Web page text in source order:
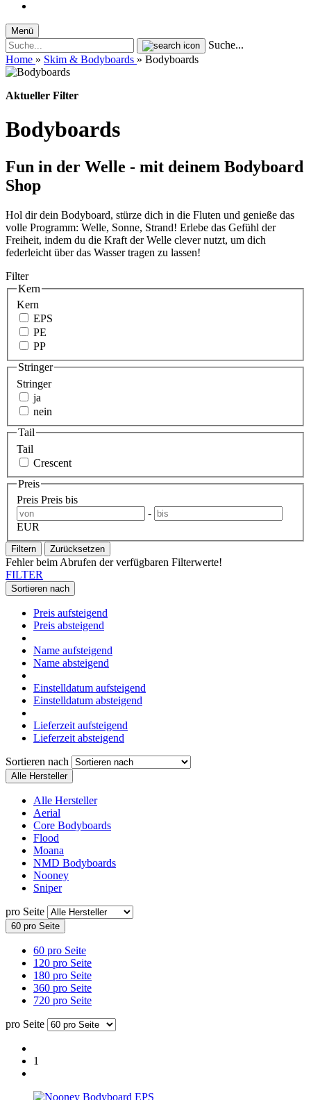
Menü
Suche...
Home » Skim & Bodyboards » Bodyboards
Aktueller Filter
Bodyboards
Fun in der Welle - mit deinem Bodyboard
Shop
Hol dir dein Bodyboard, stürze dich in die Fluten und genieße das
volle Programm: Welle, Sonne, Strand! Erlebe das Gefühl der
Freiheit, indem du die Kraft der Welle clever nutzt, um dich
federleicht über das Wasser tragen zu lassen!
Filter
Kern
Kern
EPS
PE
PP
Stringer
Stringer
ja
nein
Tail
Tail
Crescent
Preis
Preis Preis bis
-
EUR
Filtern Zurücksetzen
Fehler beim Abrufen der verfügbaren Filterwerte!
FILTER
Sortieren nach
Preis aufsteigend
Preis absteigend
Name aufsteigend
Name absteigend
Einstelldatum aufsteigend
Einstelldatum absteigend
Lieferzeit aufsteigend
Lieferzeit absteigend
Sortieren nach
Alle Hersteller
Alle Hersteller
Aerial
Core Bodyboards
Flood
Moana
NMD Bodyboards
Nooney
Sniper
pro Seite
60 pro Seite
60 pro Seite
120 pro Seite
180 pro Seite
360 pro Seite
720 pro Seite
pro Seite
1